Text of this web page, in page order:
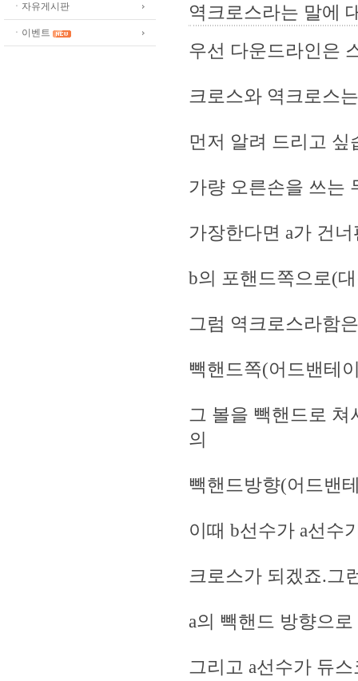
ㆍ자유게시판
ㆍ이벤트
역크로스라는 말에
우선 다운드라인은
크로스와 역크로스
먼저 알려 드리고 싶
가량 오른손을 쓰는
가장한다면 a가 건
b의 포핸드쪽으로(
그럼 역크로스라함
빽핸드쪽(어드밴테
그 볼을 빽핸드로 쳐
의
빽핸드방향(어드밴
이때 b선수가 a선수
크로스가 되겠죠.그
a의 빽핸드 방향으
그리고 a선수가 듀